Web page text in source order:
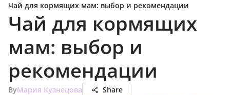
Чай для кормящих мам: выбор и рекомендации
Чай для кормящих
мам: выбор и
рекомендации
ByМария Кузнецова Share